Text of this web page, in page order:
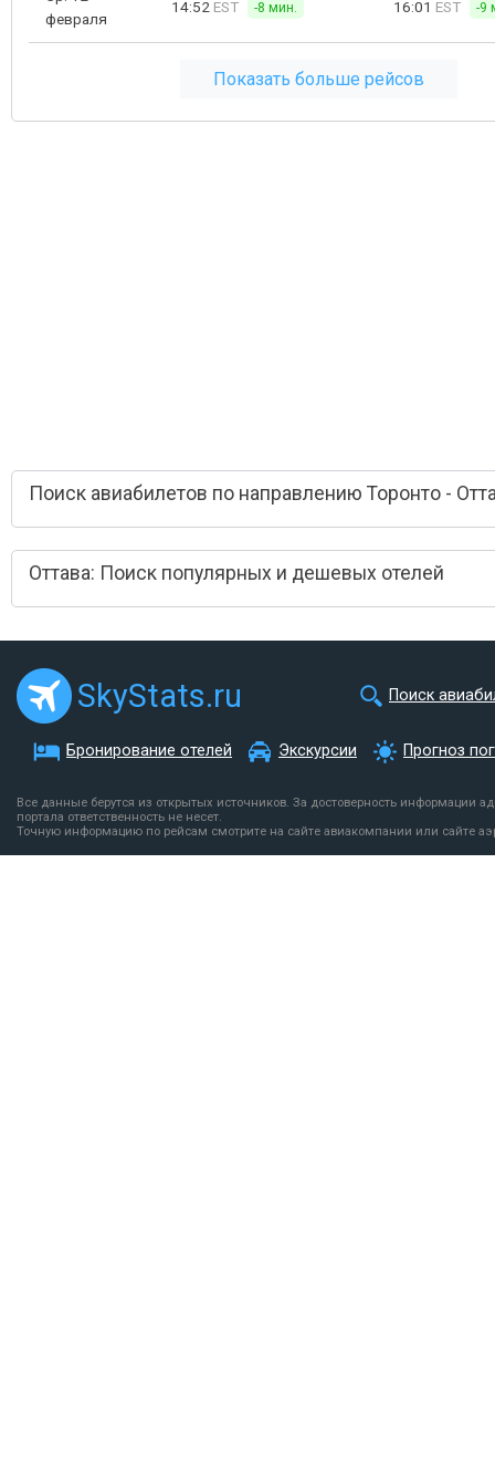
февраля
14:52 EST -8 мин. 16:01 EST -9
Показать больше рейсов
Поиск авиабилетов по направлению Торонто -
Оттава: Поиск популярных и дешевых отелей
SkyStats.ru Поиск
Бронирование отелей Экскурсии Прогноз
Все данные берутся из открытых источников. За достоверность информации
портала ответственность не несет.
Точную информацию по рейсам смотрите на сайте авиакомпании или сайте